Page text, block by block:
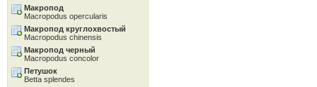
Макропод
Macropodus opercularis
Макропод круглохвостый
Macropodus chinensis
Макропод черный
Macropodus concolor
Петушок
Betta splendes